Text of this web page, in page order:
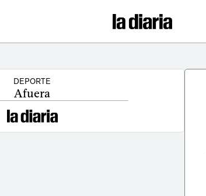
DEPORTE
Afuera